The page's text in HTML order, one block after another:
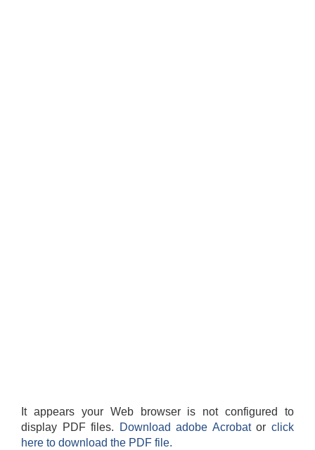
It appears your Web browser is not configured to
display PDF files.
Download adobe Acrobatorclick
here to download the PDF file.